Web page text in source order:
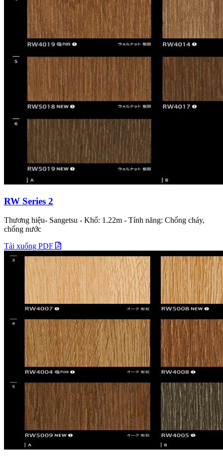
RW Series 2
Thương hiệu- Sangetsu - Khổ: 1.22m - Tính năng: Chống cháy,
chống nước
Tải xuống PDF